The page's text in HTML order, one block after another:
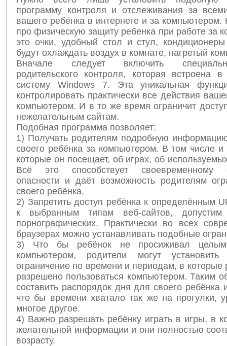
программу контроля и отслеживания за
вашего ребёнка в интернете и за компьютером.
про физическую защиту ребенка при работе за
это очки, удобный стол и стул,
будут охлаждать воздух в комнате, нагретый
Вначале следует включить
родительского контроля, которая встроена
систему Windows 7. Эта уникальная
контролировать практически все действия
компьютером. И в то же время ограничит
нежелательным сайтам.
Подобная программа позволяет:
1) Получать родителям подробную
своего ребёнка за компьютером. В том числе и
которые он посещает, об играх, об
Всё это способствует своевременному
опасности и даёт возможность родителям
своего ребёнка.
2) Запретить доступ ребёнка к определённым
к выбранным типам веб-сайтов,
порнографических. Практически во всех
браузерах можно устанавливать подобные
3) Что бы ребёнок не просиживал
компьютером, родители могут установить
ограничение по времени и периодам, в которые
разрешено пользоваться компьютером. Таким
составить распорядок дня для своего ребёнка
что бы времени хватало так же на прогулки,
многое другое.
4) Важно разрешать ребёнку играть в игры, в
желательной информации и они полностью
возрасту.